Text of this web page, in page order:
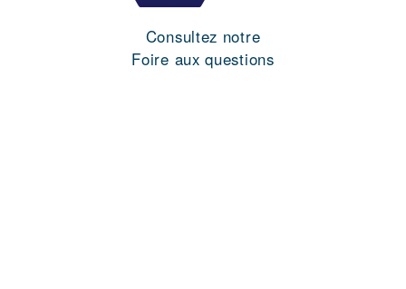
Consultez notre
Foire aux questions